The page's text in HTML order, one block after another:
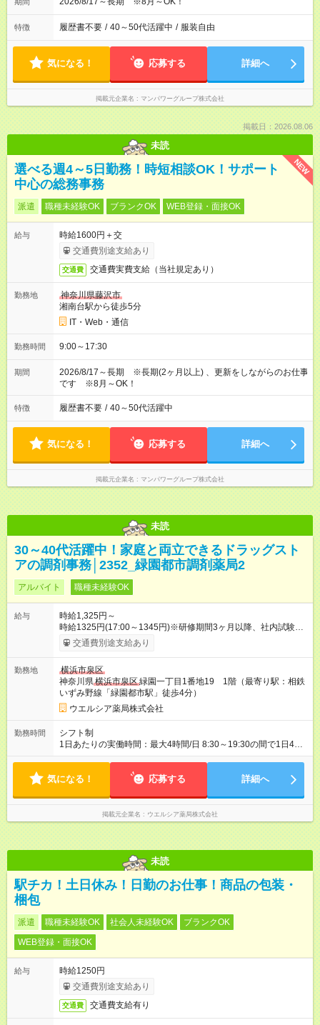
特徴 履歴書不要 / 40～50代活躍中 / 服装自由
気になる！ 応募する 詳細へ
掲載元企業名 マンパワーグループ株式会社
掲載日：2026.08.06
未読
NEW
選べる週4～5日勤務！時短相談OK！サポート
中心の総務事務
派遣 職種未経験OK ブランクOK WEB登録・面接OK
給与
時給1600円＋交
交通費別途支給あり
交通費 交通費実費支給（当社規定あり）
勤務地
神奈川県藤沢市
湘南台駅から徒歩5分
IT・Web・通信
勤務時間 9:00～17:30
期間
2026/8/17～長期 ※長期(2ヶ月以上) 、更新をしながらのお仕事
です ※8月～OK！
特徴 履歴書不要 / 40～50代活躍中
気になる！ 応募する 詳細へ
掲載元企業名 マンパワーグループ株式会社
未読
30～40代活躍中！家庭と両立できるドラッグスト
アの調剤事務│2352_緑園都市調剤薬局2
アルバイト 職種未経験OK
給与
時給1,325円～
時給1325円(17:00～1345円)※研修期間3ヶ月以降、社内試験に
よる更新判定あり 社内試験合格後、時給＋50～100円の昇給あ
り （大学生は＋20円） 試用期間あり：入社日から3ヶ月間／本
間の長さ：3ヶ月 雇用形態、給与は本採用時と同じです。
交通費別途支給あり
勤務地
横浜市泉区
神奈川県横浜市泉区緑園一丁目1番地19 1階（最寄り駅：相鉄
いずみ野線「緑園都市駅」徒歩4分）
ウエルシア薬局株式会社
勤務時間
シフト制
1日あたりの実働時間：最大4時間/日 8:30～19:30の間で1日4時
間の勤務 ☆週2～5日の勤務 ※勤務曜日応相談 ☆未経験・無資格
気になる！ 応募する 詳細へ
掲載元企業名 ウエルシア薬局株式会社
未読
駅チカ！土日休み！日勤のお仕事！商品の包装・
梱包
派遣 職種未経験OK 社会人未経験OK
ブランクOK
WEB登録・面接OK
給与
時給1250円
交通費別途支給あり
交通費 交通費支給有り